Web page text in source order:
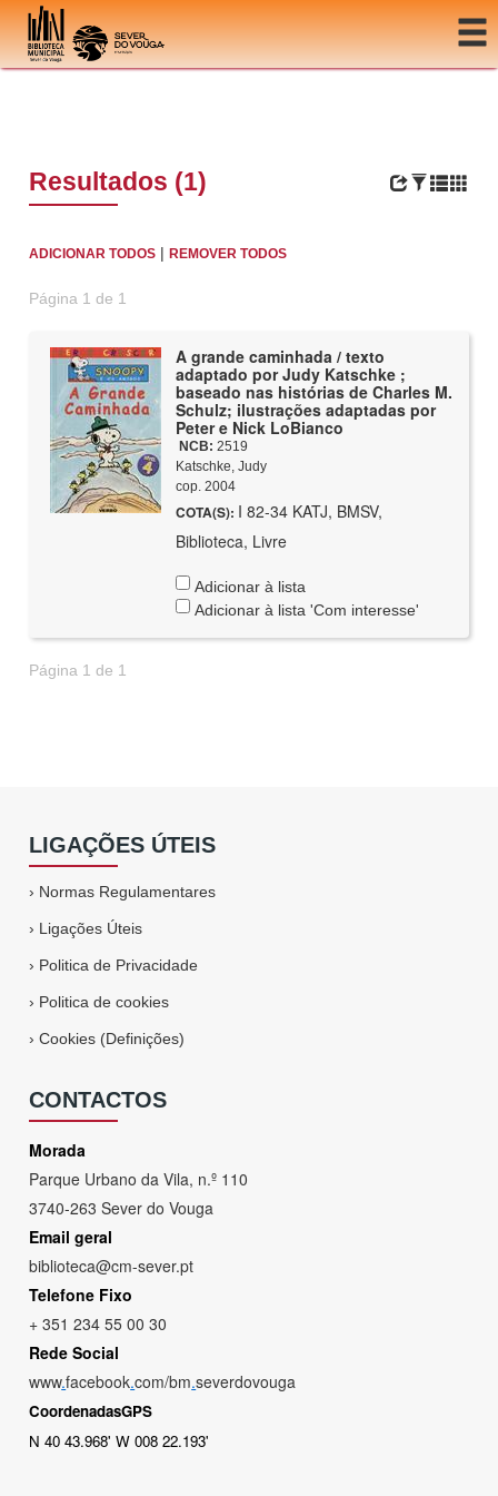
Ir para o conteúdo
Resultados (1)
ADICIONAR TODOS |REMOVER TODOS
Página 1 de 1
A grande caminhada / texto
adaptado por Judy Katschke ;
baseado nas histórias de Charles M.
Schulz; ilustrações adaptadas por
Peter e Nick LoBianco
NCB: 2519
Katschke, Judy
cop. 2004
COTA(S): I 82-34 KATJ, BMSV,
Biblioteca, Livre
Adicionar à lista
Adicionar à lista 'Com interesse'
Página 1 de 1
LIGAÇÕES ÚTEIS
› Normas Regulamentares
› Ligações Úteis
› Politica de Privacidade
› Politica de cookies
›Cookies (Definições)
CONTACTOS
Morada
Parque Urbano da Vila, n.º 110
3740-263 Sever do Vouga
Email geral
biblioteca@cm-sever.pt
Telefone Fixo
+ 351 234 55 00 30
Rede Social
www.facebook.com/bm.severdovouga
CoordenadasGPS
N 40 43.968' W 008 22.193'